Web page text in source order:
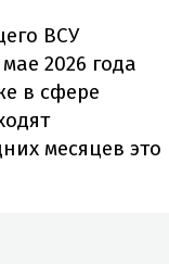
ВСУ
2026 года
в сфере
месяцев это